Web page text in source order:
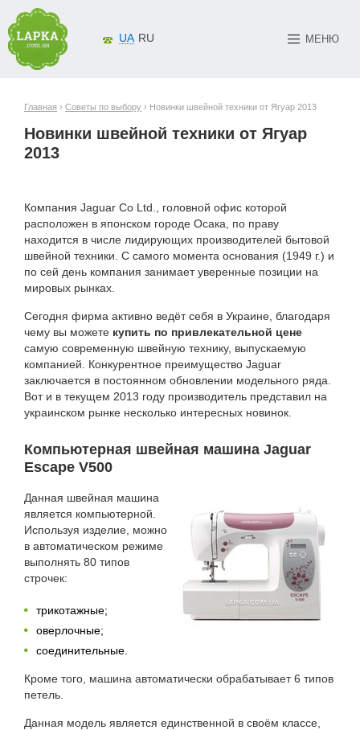
МЕНЮ
UA RU
Главная › Советы по выбору › Новинки швейной техники от Ягуар 2013
Новинки швейной техники от Ягуар
2013
Компания Jaguar Co Ltd., головной офис которой
расположен в японском городе Осака, по праву
находится в числе лидирующих производителей бытовой
швейной техники. С самого момента основания (1949 г.) и
по сей день компания занимает уверенные позиции на
мировых рынках.
Сегодня фирма активно ведёт себя в Украине, благодаря
чему вы можете купить по привлекательной цене
самую современную швейную технику, выпускаемую
компанией. Конкурентное преимущество Jaguar
заключается в постоянном обновлении модельного ряда.
Вот и в текущем 2013 году производитель представил на
украинском рынке несколько интересных новинок.
Компьютерная швейная машина Jaguar
Escape V500
Данная швейная машина
является компьютерной.
Используя изделие, можно
в автоматическом режиме
выполнять 80 типов
строчек:
трикотажные;
оверлочные;
соединительные.
Кроме того, машина автоматически обрабатывает 6 типов
петель.
Данная модель является единственной в своём классе,